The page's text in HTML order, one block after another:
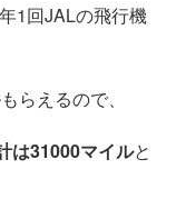
1回JALの飛行機
らえるので、
は31000マイルと